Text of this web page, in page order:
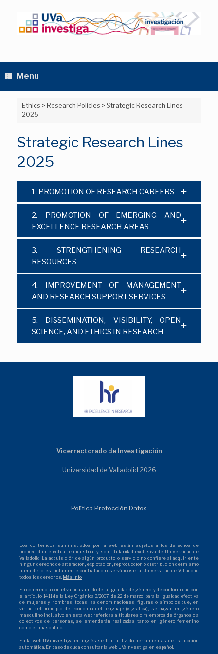
Menu
Ethics >Research Policies >Strategic Research Lines
2025
Strategic Research Lines
2025
1. PROMOTION OF RESEARCH CAREERS
2. PROMOTION OF EMERGING AND
EXCELLENCE RESEARCH AREAS
3. STRENGTHENING RESEARCH
RESOURCES
4. IMPROVEMENT OF MANAGEMENT
AND RESEARCH SUPPORT SERVICES
5. DISSEMINATION, VISIBILITY, OPEN
SCIENCE, AND ETHICS IN RESEARCH
Vicerrectorado de Investigación
Universidad de Valladolid 2026
Política Protección Datos
Los contenidos suministrados por la web están sujetos a los derechos de
propiedad intelectual e industrial y son titularidad exclusiva de Universidad de
Valladolid. La adquisición de algún producto o servicio no confiere al adquiriente
ningún derecho de alteración, explotación, reproducción o distribución del mismo
fuera de lo estrictamente contratado reservándose la Universidad de Valladolid
todos los derechos. Más info.
En coherencia con el valor asumido de la igualdad de género, y de conformidad con
el artículo 14.11 de la Ley Orgánica 3/2007, de 22 de marzo, para la igualdad efectiva
de mujeres y hombres, todas las denominaciones, figuras o símbolos que, en
virtud del principio de economía del lenguaje (y gráfica), se hagan en género
masculino inclusivo en esta web referidas a titulares o miembros de órganos o a
colectivos de personas, se entenderán realizadas tanto en género femenino
como en masculino.
En la web UVainvestiga en inglés se han utilizado herramientas de traducción
automática. En caso de duda consultar la web UVainvestiga en español.